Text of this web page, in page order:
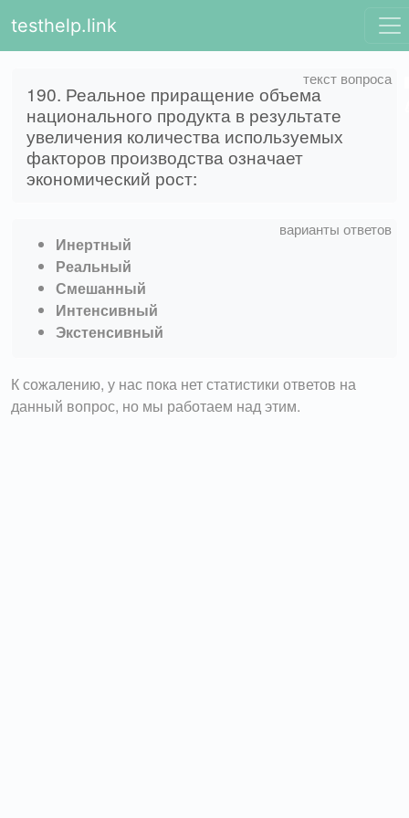
testhelp.link
190. Реальное приращение объема
национального продукта в результате
увеличения количества используемых
факторов производства означает
экономический рост:
Инертный
Реальный
Смешанный
Интенсивный
Экстенсивный
К сожалению, у нас пока нет статистики ответов на
данный вопрос, но мы работаем над этим.